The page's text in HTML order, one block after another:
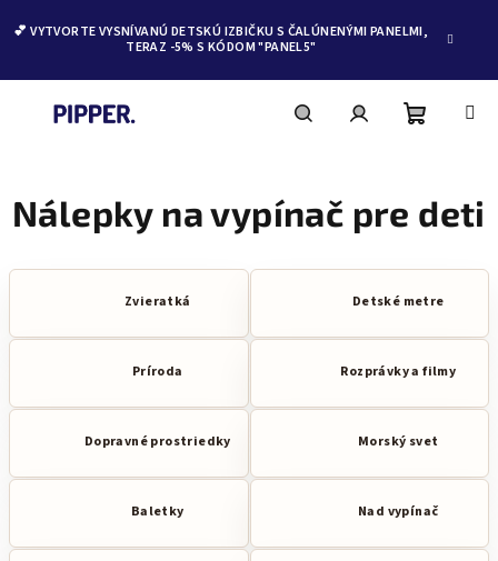
obsah
💕 VYTVORTE VYSNÍVANÚ DETSKÚ IZBIČKU S ČALÚNENÝMI PANELMI,
TERAZ -5% S KÓDOM "PANEL5"
košík
Nálepky na vypínač pre deti
Zvieratká Detské metre
Príroda Rozprávky a filmy
Dopravné prostriedky Morský svet
Baletky Nad vypínač